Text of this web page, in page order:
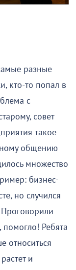
разные
кто-то попал в
с
совет
такое
общению
множество
бизнес-
но случился
Ребята
относиться
и